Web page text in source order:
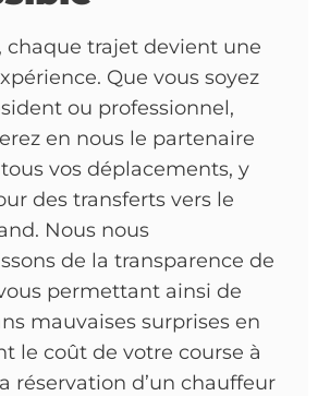
chaque trajet devient une
Que vous soyez
ou professionnel,
en nous le partenaire
vos déplacements, y
des transferts vers le
Nous nous
de la transparence de
permettant ainsi de
mauvaises surprises en
le coût de votre course à
réservation d’un chauffeur